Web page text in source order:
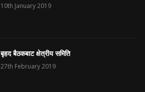
10th January 2019
बृहद बैठकबाट क्षेत्रीय समिति
27th February 2019